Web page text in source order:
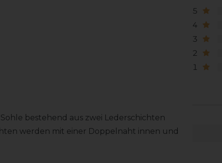
bestehend aus zwei Lederschichten
werden mit einer Doppelnaht innen und
5
4
3
2
1